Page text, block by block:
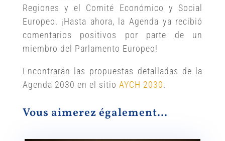
Regiones y el Comité Económico y Social
Europeo. ¡Hasta ahora, la Agenda ya recibió
comentarios positivos por parte de un
miembro del Parlamento Europeo!
Encontrarán las propuestas detalladas de la
Agenda 2030 en el sitio AYCH 2030.
Vous aimerez également…